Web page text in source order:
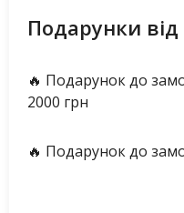
Подарунки
🔥 Подарунок до
2000 грн
🔥 Подарунок до